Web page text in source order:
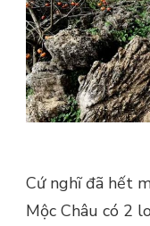
Cứ nghĩ đã hết
Mộc Châu có 2